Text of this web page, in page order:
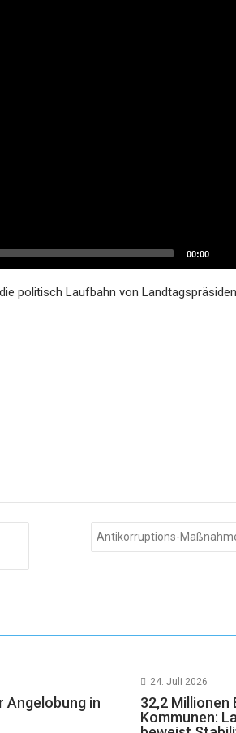
00:00
politisch Laufbahn von
Antikorruptions-
Angelobung in
24. Juli 2026
32,2 Millionen
Kommunen: